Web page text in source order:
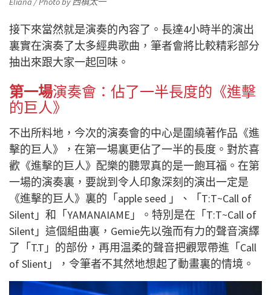
接下來當然就是演奏的內容了。長達4小時半的演出
裏實在演奏了太多經典歌曲，筆者會將比較精彩部分
抽出來跟大家一起回味。
第一場演奏會：佔了一半長度的 《進擊
的巨人》
不出所料地，今次的演奏會的中心是圍繞著作品《進
擊的巨人》，在第一場裏更佔了一半的長度。對於喜
歡《進擊的巨人》配樂的聽眾真的是一飽耳福。在第
一場的演奏裏，要說到令人印象深刻的演出一定是
《進擊的巨人》裏的「apple seed 」、「T:T~Call of
Silent」和「YAMANAIAME」。特別是在「T:T~Call of
Silent」這個組曲裏，Gemie先以強而有力的聲音演繹
了「T.T」的部份，再用温柔的聲音把觀眾帶進「Call
of Slient」，令筆者不其然地想起了動畫裏的情境。